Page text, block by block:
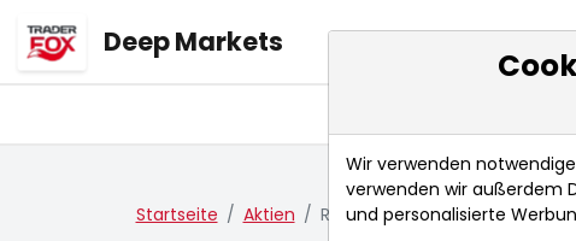
Deep Markets
Startseite Aktien RTL Group S.A.
Wir verwenden
verwenden wir außerdem
und personalisierte